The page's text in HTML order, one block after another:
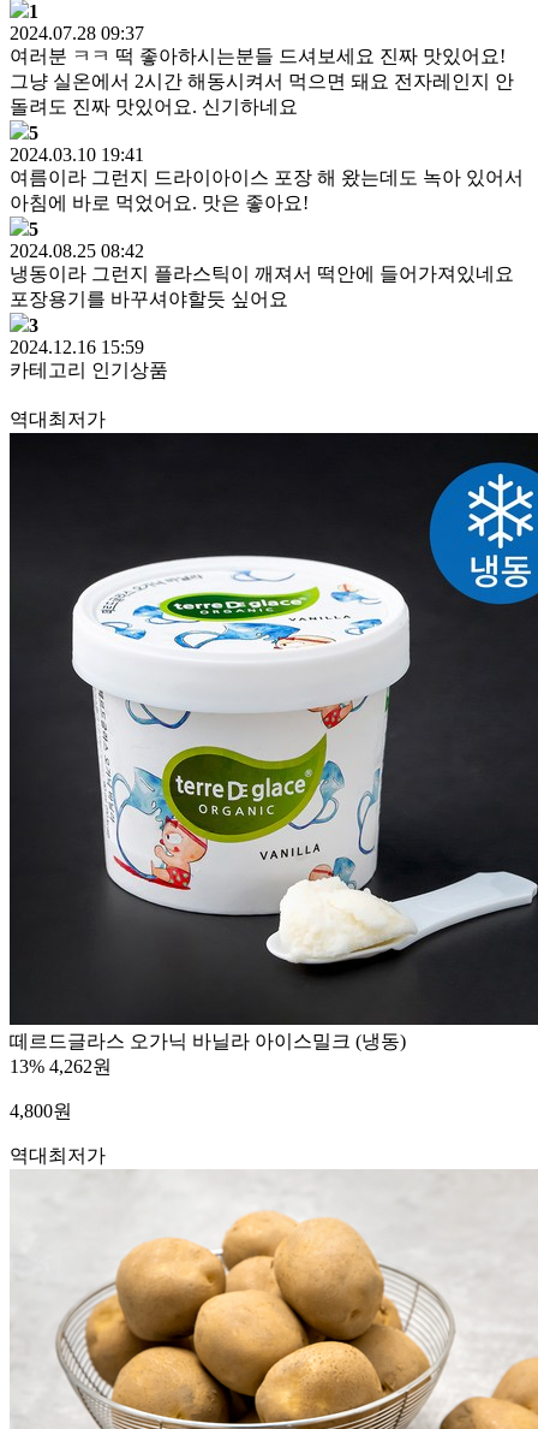
1
2024.07.28 09:37
여러분 ㅋㅋ 떡 좋아하시는분들 드셔보세요 진짜 맛있어요!
그냥 실온에서 2시간 해동시켜서 먹으면 돼요 전자레인지 안
돌려도 진짜 맛있어요. 신기하네요
5
2024.03.10 19:41
여름이라 그런지 드라이아이스 포장 해 왔는데도 녹아 있어서
아침에 바로 먹었어요. 맛은 좋아요!
5
2024.08.25 08:42
냉동이라 그런지 플라스틱이 깨져서 떡안에 들어가져있네요
포장용기를 바꾸셔야할듯 싶어요
3
2024.12.16 15:59
카테고리 인기상품
역대최저가
떼르드글라스 오가닉 바닐라 아이스밀크 (냉동)
13% 4,262원
4,800원
역대최저가